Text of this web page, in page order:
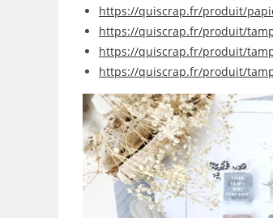
https://quiscrap.fr/produit/
https://quiscrap.fr/produit/
https://quiscrap.fr/produit/
https://quiscrap.fr/produit/